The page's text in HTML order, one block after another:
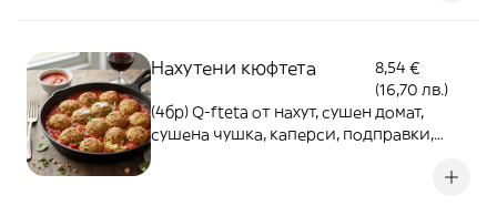
Нахутени кюфтета
8,54 €
(16,70 лв.)
(4бр) Q-fteta от нахут, сушен домат,
сушена чушка, каперси, подправки,